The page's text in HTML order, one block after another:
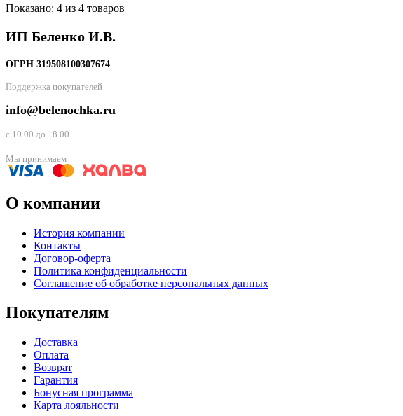
Показано: 4 из 4 товаров
ИП Беленко И.В.
ОГРН 319508100307674
Поддержка покупателей
info@belenochka.ru
с 10.00 до 18.00
Мы принимаем
О компании
История компании
Контакты
Договор-оферта
Политика конфиденциальности
Соглашение об обработке персональных данных
Покупателям
Доставка
Оплата
Возврат
Гарантия
Бонусная программа
Карта лояльности